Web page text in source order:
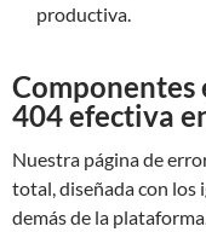
productiva.
Componentes
404 efectiva
Nuestra página de
total, diseñada con los
demás de la